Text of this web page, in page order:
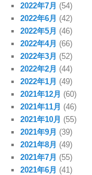
2022年7月 (54)
2022年6月 (42)
2022年5月 (46)
2022年4月 (66)
2022年3月 (52)
2022年2月 (44)
2022年1月 (49)
2021年12月 (60)
2021年11月 (46)
2021年10月 (55)
2021年9月 (39)
2021年8月 (49)
2021年7月 (55)
2021年6月 (41)